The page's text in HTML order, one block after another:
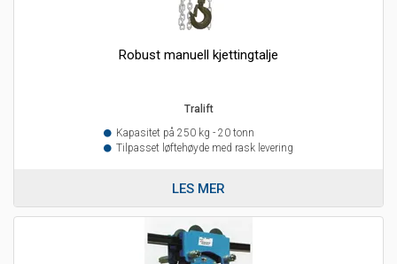
Robust manuell kjettingtalje
Tralift
Kapasitet på 250 kg - 20 tonn
Tilpasset løftehøyde med rask levering
LES MER